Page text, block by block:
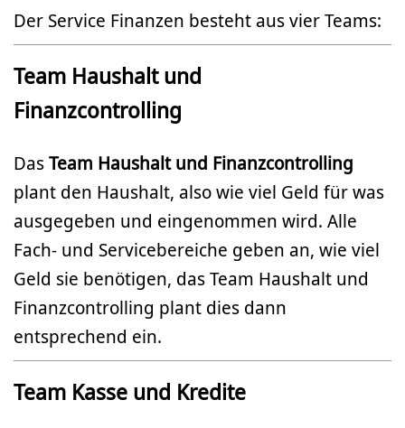
Der Service Finanzen besteht aus vier Teams:
Team Haushalt und
Finanzcontrolling
DasTeam Haushalt und Finanzcontrolling
plant den Haushalt, also wie viel Geld für was
ausgegeben und eingenommen wird. Alle
Fach- und Servicebereiche geben an, wie viel
Geld sie benötigen, das Team Haushalt und
Finanzcontrolling plant dies dann
entsprechend ein.
Team Kasse und Kredite